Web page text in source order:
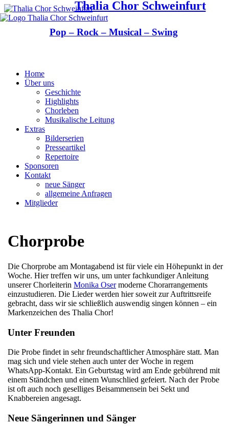
Thalia Chor Schweinfurt
Pop – Rock – Musical – Swing
Home
Über uns
Geschichte
Highlights
Chorleben
Musikalische Leitung
Extras
Bilderserien
Presseartikel
Repertoire
Sponsoren
Kontakt
neue Sänger
allgemeine Anfragen
Mitglieder
Chorprobe
Die Chorprobe am Montagabend ist für viele ein Höhepunkt in der
Woche. Hier treffen wir uns, um unter fachkundiger Anleitung
unserer Chorleiterin Monika Osermoderne Chorarrangements
einzustudieren. Die Lieder werden hier soweit zur Auftrittsreife
gebracht, dass wir sie schließlich auswendig singen können – ein
Markenzeichen des Thalia Chor!
Unter Freunden
Die Probe findet in sehr freundschaftlicher Atmosphäre statt. Man
mag sich und viele stehen auch unter der Woche in regem
WhatsApp-Kontakt. Ein Geburtstag wird am Ende gebührend mit
einem Ständchen und einem Wunschlied gefeiert. Nach der Probe
ist oft auch noch geselliges Beisammensein bei Sekt und
Knabbereien angesagt.
Neue Sängerinnen und Sänger